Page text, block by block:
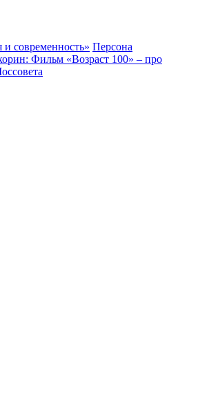
и современность» Персона
Фильм «Возраст 100» – про